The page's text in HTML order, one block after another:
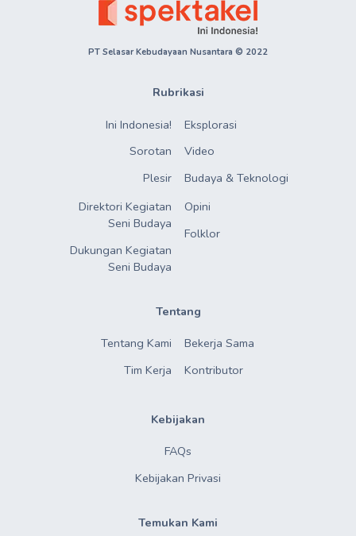
PT Selasar Kebudayaan Nusantara © 2022
Rubrikasi
Ini Indonesia!
Sorotan
Plesir
Direktori Kegiatan
Seni Budaya
Dukungan Kegiatan
Seni Budaya
Eksplorasi
Video
Budaya & Teknologi
Opini
Folklor
Tentang
Tentang Kami
Tim Kerja
Bekerja Sama
Kontributor
Kebijakan
FAQs
Kebijakan Privasi
Temukan Kami